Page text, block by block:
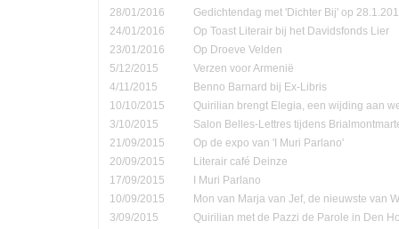
28/01/2016
Gedichtendag met 'Dichter Bij' op
24/01/2016
Op Toast Literair bij het Davidsfonds Lier
23/01/2016
Op Droeve Velden
5/12/2015
Verzen voor Armenië
4/11/2015
Benno Barnard bij Ex-Libris
10/10/2015
Quirilian brengt Elegia, een wijding aan
3/10/2015
Salon Belles-Lettres tijdens
21/09/2015
Op de expo van 'I Muri Parlano'
20/09/2015
Literair café Deinze
17/09/2015
I Muri Parlano
10/09/2015
Mon van Marja van Jef, de nieuwste van
3/09/2015
Quirilian met de Pazzi de Parole in Den